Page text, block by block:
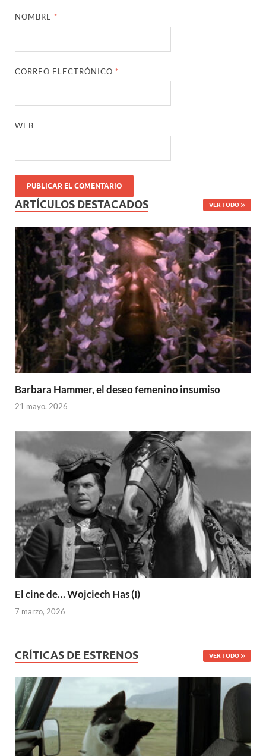
NOMBRE *
CORREO ELECTRÓNICO *
WEB
ARTÍCULOS DESTACADOS VER TODO
Barbara Hammer, el deseo femenino insumiso
21 mayo, 2026
El cine de… Wojciech Has (I)
7 marzo, 2026
CRÍTICAS DE ESTRENOS VER TODO